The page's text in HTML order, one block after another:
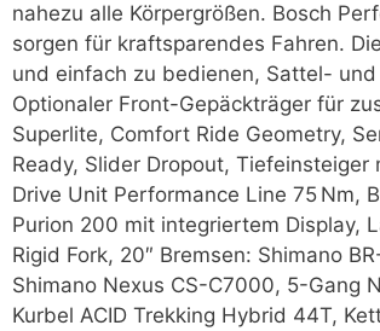
nahezu alle Körpergrößen. Bosch
sorgen für kraftsparendes Fahren.
und einfach zu bedienen, Sattel-
Optionaler Front-Gepäckträger für
Superlite, Comfort Ride Geometry,
Ready, Slider Dropout,
Drive Unit Performance Line 75 Nm,
Purion 200 mit integriertem Display,
Rigid Fork, 20″ Bremsen: Shimano
Shimano Nexus CS-C7000, 5-Gang
Kurbel ACID Trekking Hybrid 44T,